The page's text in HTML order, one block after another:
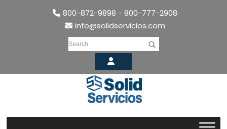
800-872-9898 - 800-777-2908
info@solidservicios.com
Search